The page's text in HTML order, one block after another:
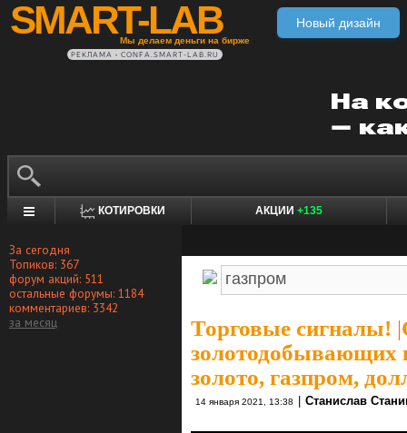
SMART-LAB
Мы делаем деньги на бирже
Новый дизайн
РЕКЛАМА • CONFA.SMART-LAB.RU
КОТИРОВКИ АКЦИИ +135
За сегодня
Топиков: 367
форум акций: 511
остальные форумы: 1184
комментариев: 3342
за месяц
Торговые сигналы! |
золотодобывающих
золото, газпром,
14 января 2021, 13:38 Станислав